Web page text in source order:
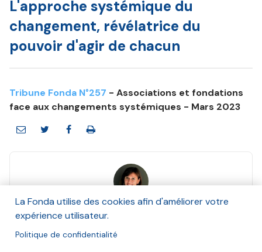
L'approche systémique du
changement, révélatrice du
pouvoir d'agir de chacun
Tribune Fonda N°257 - Associations et fondations
face aux changements systémiques - Mars 2023
Elsa Da Costa - Grangier
Et Ashoka France
Mars 2023
La Fonda utilise des cookies afin d'améliorer votre
expérience utilisateur.
Politique de confidentialité